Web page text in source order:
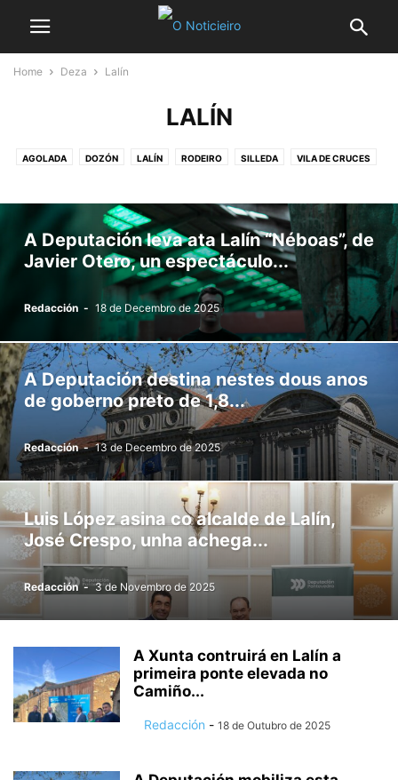
Home Deza Lalín
LALÍN
AGOLADA DOZÓN LALÍN RODEIRO SILLEDA VILA DE CRUCES
A Deputación leva ata Lalín “Néboas”, de
Javier Otero, un espectáculo...
Redacción - 18 de Decembro de 2025
A Deputación destina nestes dous anos
de goberno preto de 1,8...
Redacción - 13 de Decembro de 2025
Luis López asina co alcalde de Lalín,
José Crespo, unha achega...
Redacción - 3 de Novembro de 2025
A Xunta contruirá en Lalín a
primeira ponte elevada no
Camiño...
Redacción - 18 de Outubro de 2025